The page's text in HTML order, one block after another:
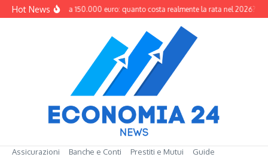
Salta al contenuto
Hot NewsMutuo da 150.000 euro: quanto costa realmente la rata nel 2026?
Assicurazioni Banche e Conti Prestiti e Mutui
Guide